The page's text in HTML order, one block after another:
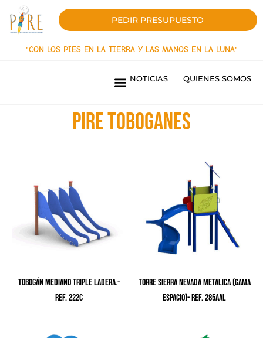
PEDIR PRESUPUESTO
"CON LOS PIES EN LA TIERRA Y LAS MANOS EN LA LUNA"
NOTICIAS QUIENES SOMOS
Pire toboganes
TOBOGÁN MEDIANO TRIPLE LADERA.-
Ref. 222C
TORRE SIERRA NEVADA METALICA (GAMA
ESPACIO)- Ref. 285AAL